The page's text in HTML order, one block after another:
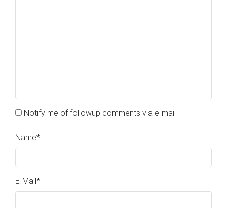
Notify me of followup comments via e-mail
Name*
E-Mail *